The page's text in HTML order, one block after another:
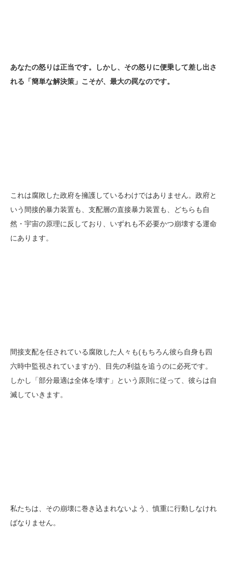
あなたの怒りは正当です。しかし、その怒りに便乗して差し出さ
れる「簡単な解決策」こそが、最大の罠なのです。
これは腐敗した政府を擁護しているわけではありません。政府と
いう間接的暴力装置も、支配層の直接暴力装置も、どちらも自
然・宇宙の原理に反しており、いずれも不必要かつ崩壊する運命
にあります。
間接支配を任されている腐敗した人々も(もちろん彼ら自身も四
六時中監視されていますが)、目先の利益を追うのに必死です。
しかし「部分最適は全体を壊す」という原則に従って、彼らは自
滅していきます。
私たちは、その崩壊に巻き込まれないよう、慎重に行動しなけれ
ばなりません。